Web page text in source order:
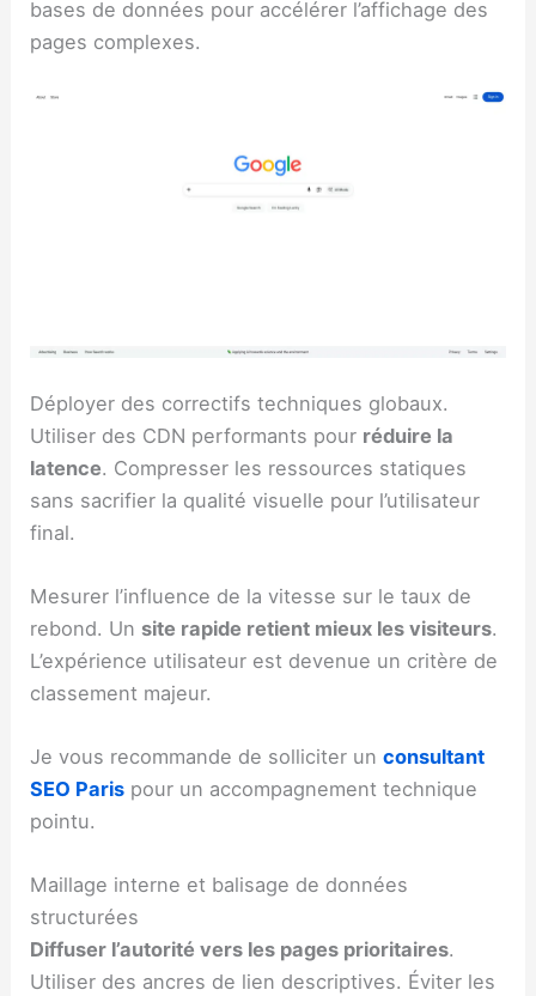
bases de données pour accélérer l’affichage des
pages complexes.
Déployer des correctifs techniques globaux.
Utiliser des CDN performants pour réduire la
latence. Compresser les ressources statiques
sans sacrifier la qualité visuelle pour l’utilisateur
final.
Mesurer l’influence de la vitesse sur le taux de
rebond. Un site rapide retient mieux les visiteurs.
L’expérience utilisateur est devenue un critère de
classement majeur.
Je vous recommande de solliciter unconsultant
SEO Paris pour un accompagnement technique
pointu.
Maillage interne et balisage de données
structurées
Diffuser l’autorité vers les pages prioritaires.
Utiliser des ancres de lien descriptives. Éviter les